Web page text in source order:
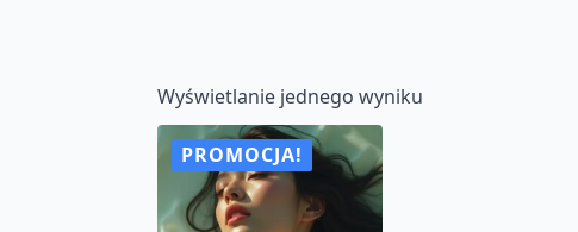
Wyświetlanie jednego wyniku
PROMOCJA!